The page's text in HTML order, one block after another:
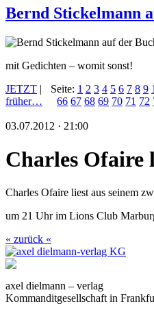
Bernd Stickelmann
mit Gedichten – womit sonst!
JETZT |
früher…
Seite: 1 2 3 4 5 6 7 8 9
66 67 68 69 70 71 72
03.07.2012 · 21:00
Charles Ofaire
Charles Ofaire liest aus seinem
um 21 Uhr im Lions Club
« zurück «
axel dielmann – verlag
Kommanditgesellschaft in